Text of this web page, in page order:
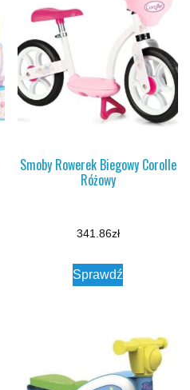
Smoby Rowerek Biegowy Corolle
Różowy
341.86zł
Sprawdź